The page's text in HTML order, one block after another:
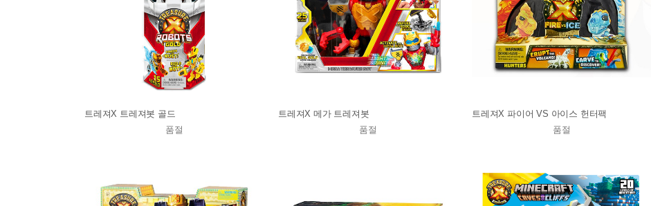
트레져X 트레져봇 골드
품절
트레져X 메가 트레져봇
품절
트레져X 파이어 VS 아이스 헌터팩
품절